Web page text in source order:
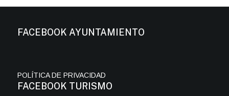
FACEBOOK AYUNTAMIENTO
POLÍTICA DE PRIVACIDAD
FACEBOOK TURISMO